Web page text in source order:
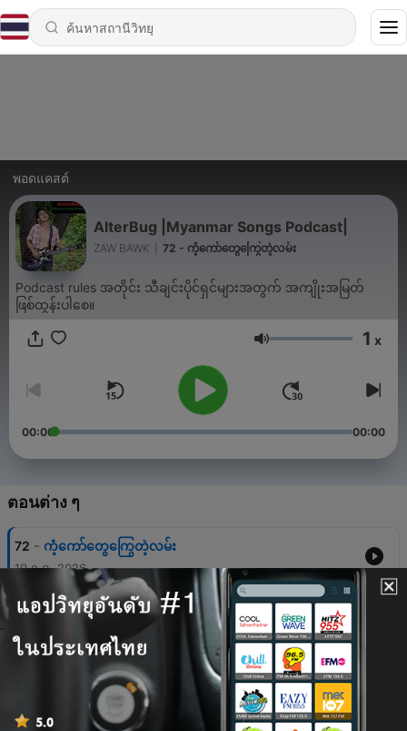
พอดแคสต์
AlterBug |Myanmar Songs Podcast|
ZAW BAWK 72 - ကံ့ကော်တွေကြွေတဲ့လမ်း
Podcast rules အတိုင်း သီချင်းပိုင်ရှင်များအတွက် အကျိုးအမြတ်
ဖြစ်ထွန်းပါစေ။
ระดับเสียง 1 x
00:00 00:00
ตอนต่าง ๆ
72 - ကံ့ကော်တွေကြွေတဲ့လမ်း
19 ก.ค. 2026
71 - 달빛 아래의 약속 (Promise Under the Moonlight)
မိုးရွာပြီး နေပြန်သာတဲ့အခါ
69 - ဟောင်း The Past